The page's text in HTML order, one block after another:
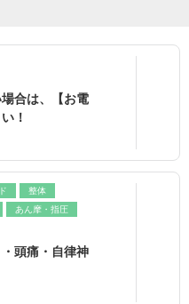
合は、【お電
！
整体
あん摩・指圧
頭痛・自律神